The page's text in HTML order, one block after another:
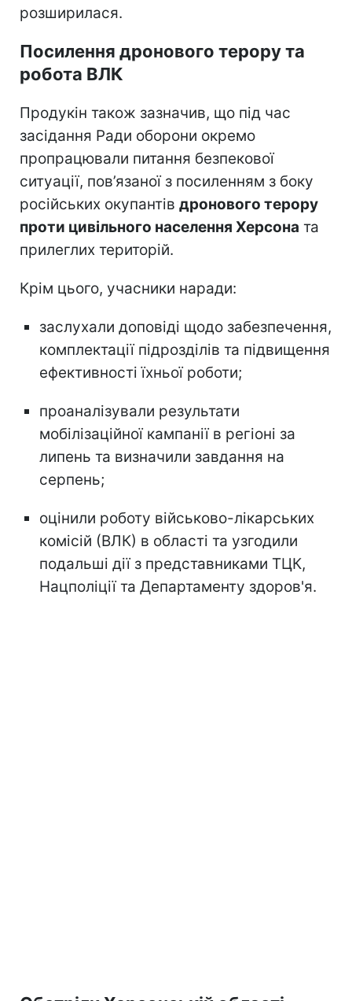
розширилася.
Посилення дронового терору та
робота ВЛК
Продукін також зазначив, що під час
засідання Ради оборони окремо
пропрацювали питання безпекової
ситуації, пов’язаної з посиленням з боку
російських окупантів дронового терору
проти цивільного населення Херсона та
прилеглих територій.
Крім цього, учасники наради:
заслухали доповіді щодо забезпечення,
комплектації підрозділів та підвищення
ефективності їхньої роботи;
проаналізували результати
мобілізаційної кампанії в регіоні за
липень та визначили завдання на
серпень;
оцінили роботу військово-лікарських
комісій (ВЛК) в області та узгодили
подальші дії з представниками ТЦК,
Нацполіції та Департаменту здоров'я.